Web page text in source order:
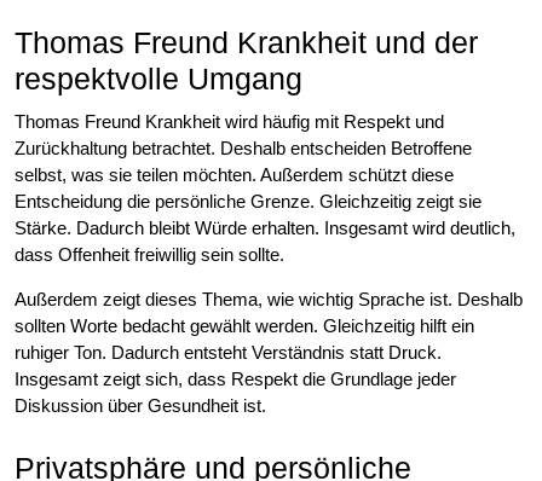
Thomas Freund Krankheit und der
respektvolle Umgang
Thomas Freund Krankheit wird häufig mit Respekt und
Zurückhaltung betrachtet. Deshalb entscheiden Betroffene
selbst, was sie teilen möchten. Außerdem schützt diese
Entscheidung die persönliche Grenze. Gleichzeitig zeigt sie
Stärke. Dadurch bleibt Würde erhalten. Insgesamt wird deutlich,
dass Offenheit freiwillig sein sollte.
Außerdem zeigt dieses Thema, wie wichtig Sprache ist. Deshalb
sollten Worte bedacht gewählt werden. Gleichzeitig hilft ein
ruhiger Ton. Dadurch entsteht Verständnis statt Druck.
Insgesamt zeigt sich, dass Respekt die Grundlage jeder
Diskussion über Gesundheit ist.
Privatsphäre und persönliche